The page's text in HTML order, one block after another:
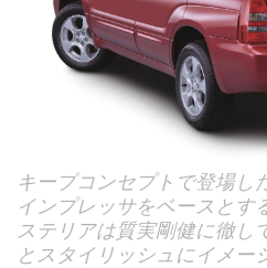
キープコンセプトで登場し
インプレッサをベースとす
ステリアは質実剛健に徹し
とスタイリッシュにイメー